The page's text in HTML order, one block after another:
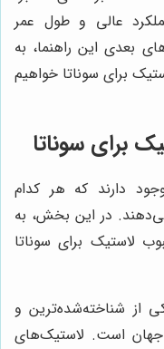
عالی و طول عمر
بعدی این راهنما، به
برای سوناتا خواهیم
برای سوناتا
دارند که هر کدام
در این بخش، به
لاستیک برای سوناتا
از شناخته‌شده‌ترین و
جهان است. لاستیک‌های